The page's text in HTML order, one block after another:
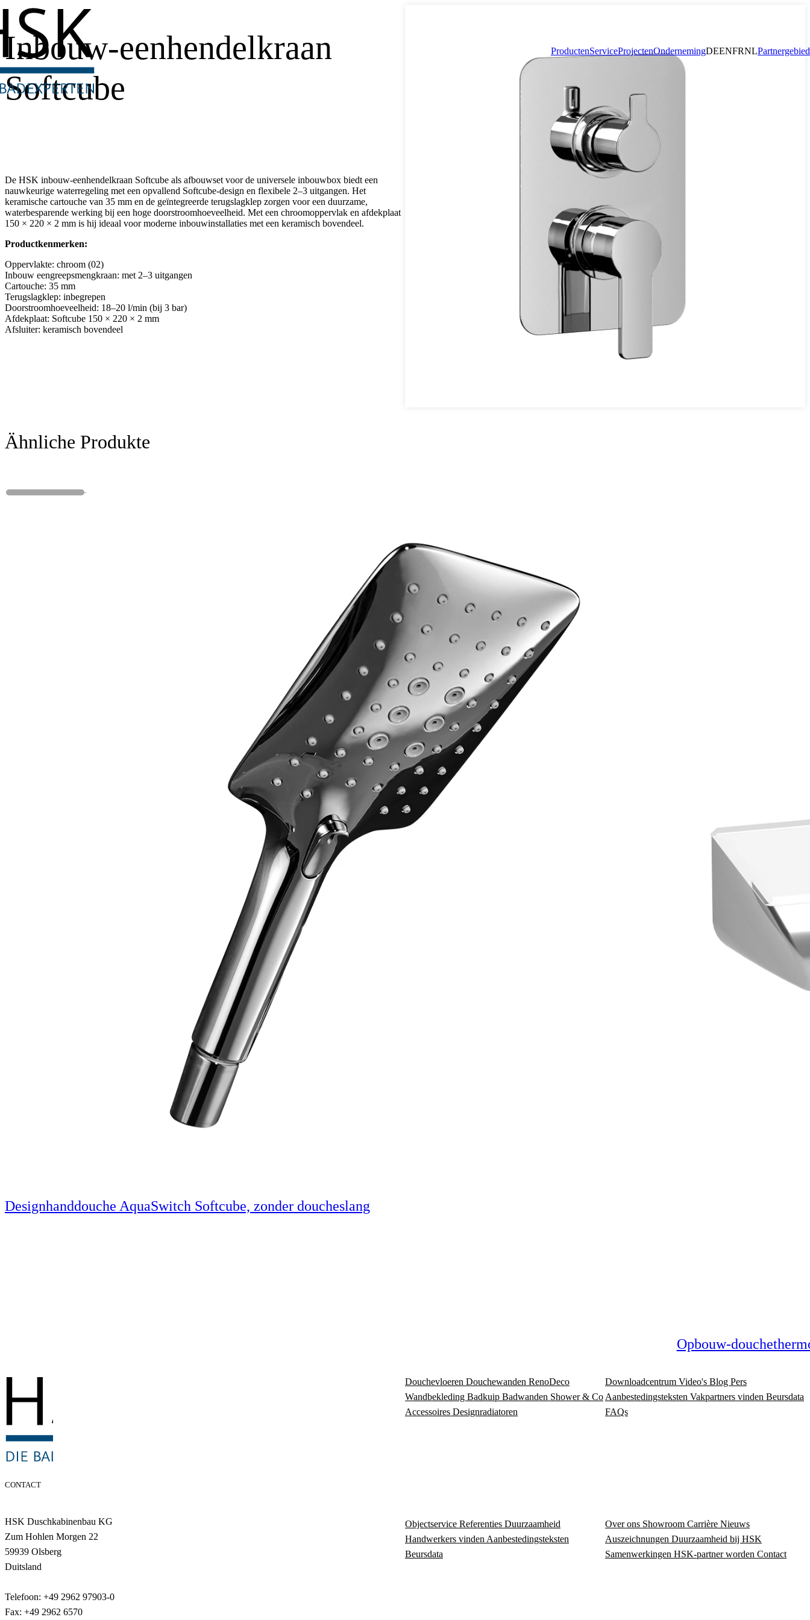
ProductenServiceProjectenOndernemingDEENFRNLPartnergebied
Inbouw-eenhendelkraan
Softcube
De HSK inbouw-eenhendelkraan Softcube als afbouwset voor de universele inbouwbox biedt een
nauwkeurige waterregeling met een opvallend Softcube-design en flexibele 2–3 uitgangen. Het
keramische cartouche van 35 mm en de geïntegreerde terugslagklep zorgen voor een duurzame,
waterbesparende werking bij een hoge doorstroomhoeveelheid. Met een chroomoppervlak en afdekplaat
150 × 220 × 2 mm is hij ideaal voor moderne inbouwinstallaties met een keramisch bovendeel.
Productkenmerken:
Oppervlakte: chroom (02)
Inbouw eengreepsmengkraan: met 2–3 uitgangen
Cartouche: 35 mm
Terugslagklep: inbegrepen
Doorstroomhoeveelheid: 18–20 l/min (bij 3 bar)
Afdekplaat: Softcube 150 × 220 × 2 mm
Afsluiter: keramisch bovendeel
Ähnliche Produkte
Designhanddouche AquaSwitch Softcube, zonder doucheslang
Opbouw-
CONTACT
HSK Duschkabinenbau KG
Zum Hohlen Morgen 22
59939 Olsberg
Duitsland
Telefoon: +49 2962 97903-0
Fax: +49 2962 6570
Douchevloeren Douchewanden RenoDeco
Wandbekleding Badkuip Badwanden Shower & Co
Accessoires Designradiatoren
Downloadcentrum Video's Blog Pers
Aanbestedingsteksten Vakpartners vinden Beursdata
FAQs
Objectservice Referenties Duurzaamheid
Handwerkers vinden Aanbestedingsteksten
Beursdata
Over ons Showroom Carrière Nieuws
Auszeichnungen Duurzaamheid bij HSK
Samenwerkingen HSK-partner worden Contact